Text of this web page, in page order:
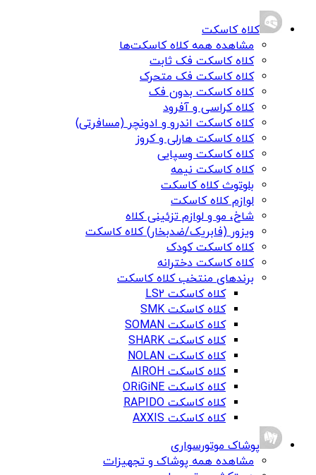
کلاه کاسکت
مشاهده همه کلاه کاسکت‌ها
کلاه کاسکت فک ثابت
کلاه کاسکت فک متحرک
کلاه کاسکت بدون فک
کلاه کراسی و آفرود
کلاه کاسکت اندرو و ادونچر (مسافرتی)
کلاه کاسکت هارلی و کروز
کلاه کاسکت وسپایی
کلاه کاسکت نیمه
بلوتوث کلاه کاسکت
لوازم کلاه کاسکت
شاخ، مو و لوازم تزئینی کلاه
ویزور (فابریک/ضدبخار) کلاه کاسکت
کلاه کاسکت کودک
کلاه کاسکت دخترانه
برندهای منتخب کلاه کاسکت
کلاه کاسکت LS2
کلاه کاسکت SMK
کلاه کاسکت SOMAN
کلاه کاسکت SHARK
کلاه کاسکت NOLAN
کلاه کاسکت AIROH
کلاه کاسکت ORiGiNE
کلاه کاسکت RAPIDO
کلاه کاسکت AXXIS
پوشاک موتورسواری
مشاهده همه پوشاک و تجهیزات